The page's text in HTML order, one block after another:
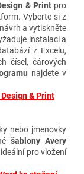
& Print pro
Vyberte si z
a vytiskněte
instalaci a
z Excelu,
čísel, čárových
najdete v
& Print
nebo jmenovky
šablony Avery
pro vložení